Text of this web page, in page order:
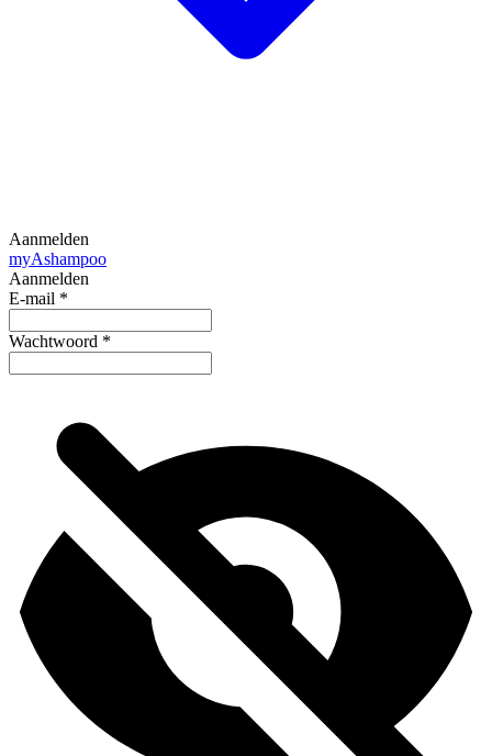
Aanmelden
myAshampoo
Aanmelden
E-mail *
Wachtwoord *